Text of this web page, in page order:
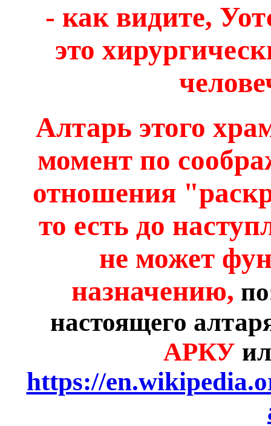
- как видите,
это
Алтарь этого
момент по
отношения
то есть до
не может
назначению,
настоящего
АРКУ
https://